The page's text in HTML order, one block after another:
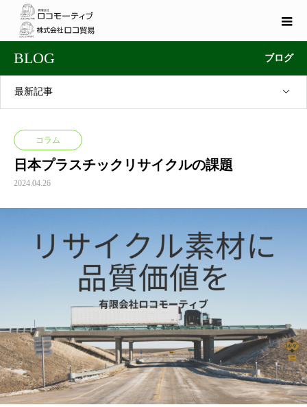
BLOG ブログ
最新記事
コラム
日本プラスチックリサイクルの課題
2024.04.26